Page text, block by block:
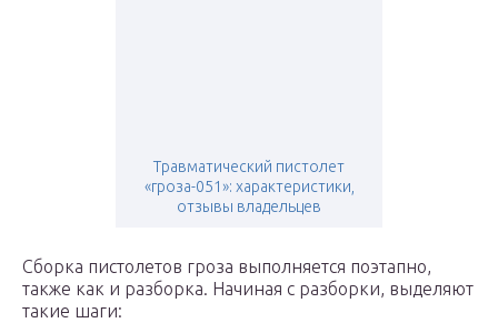
Травматический пистолет
«гроза-051»: характеристики,
отзывы владельцев
Сборка пистолетов гроза выполняется поэтапно,
также как и разборка. Начиная с разборки, выделяют
такие шаги: